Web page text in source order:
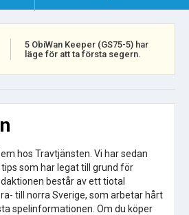
5 ObiWan Keeper (GS75-5) har
läge för att ta första segern.
hos Travtjänsten. Vi har sedan
som har legat till grund för
består av ett tiotal
till norra Sverige, som arbetar hårt
spelinformationen. Om du köper